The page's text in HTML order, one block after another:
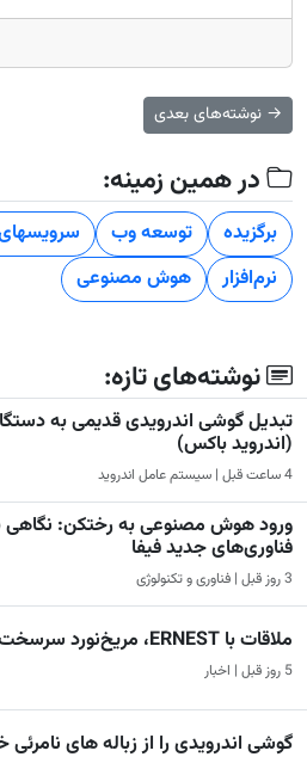
→ نوشته‌های بعدی
در همین زمینه:
برگزیده توسعه وب
نرم‌افزار
هوش مصنوعی
نوشته‌های تازه:
تبدیل گوشی اندرویدی قدیمی به
(اندروید باکس)
4 ساعت قبل | سیستم عامل اندروید
ورود هوش مصنوعی به رختکن:
فناوری‌های جدید فیفا
3 روز قبل | فناوری و تکنولوژی
ملاقات با ERNEST، مریخ‌نورد سرسخت نسل آینده ناسا
5 روز قبل | اخبار
گوشی اندرویدی را از زباله های نامرئی